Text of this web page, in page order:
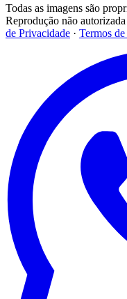
Todas as imagens são
Reprodução não
de Privacidade · Termos